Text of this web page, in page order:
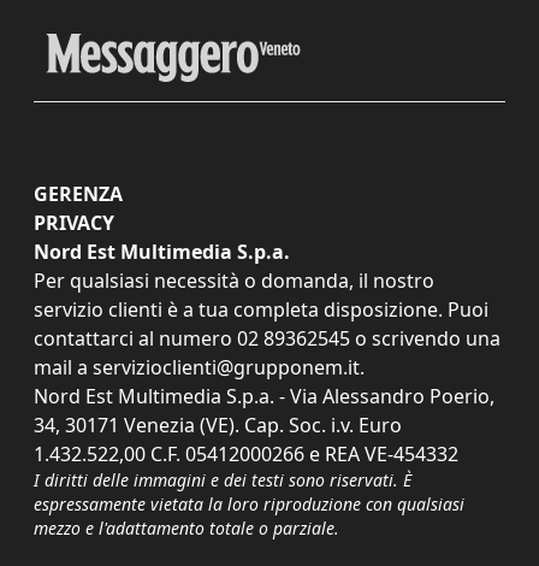
GERENZA
PRIVACY
Nord Est Multimedia S.p.a.
Per qualsiasi necessità o domanda, il nostro
servizio clienti è a tua completa disposizione. Puoi
contattarci al numero 02 89362545 o scrivendo una
mail a servizioclienti@grupponem.it.
Nord Est Multimedia S.p.a. - Via Alessandro Poerio,
34, 30171 Venezia (VE). Cap. Soc. i.v. Euro
1.432.522,00 C.F. 05412000266 e REA VE-454332
I diritti delle immagini e dei testi sono riservati. È
espressamente vietata la loro riproduzione con qualsiasi
mezzo e l'adattamento totale o parziale.